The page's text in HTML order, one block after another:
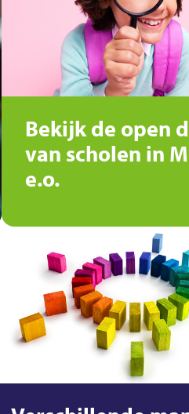
Bekijk de open
van scholen in
e.o.